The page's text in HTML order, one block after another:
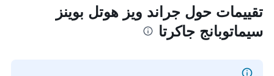
تقييمات حول جراند ويز هوتل بوينز
سيماتوبانج جاكرتا